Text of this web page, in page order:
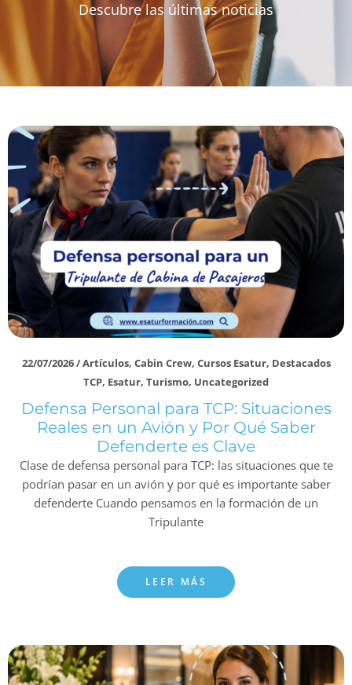
Descubre las últimas noticias
22/07/2026/Artículos, Cabin Crew, Cursos Esatur, Destacados
TCP, Esatur, Turismo, Uncategorized
Defensa Personal para TCP: Situaciones
Reales en un Avión y Por Qué Saber
Defenderte es Clave
Clase de defensa personal para TCP: las situaciones que te
podrían pasar en un avión y por qué es importante saber
defenderte Cuando pensamos en la formación de un
Tripulante
LEER MÁS